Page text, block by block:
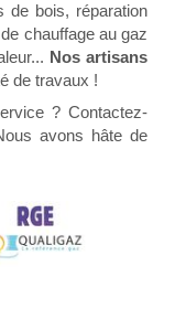
de bois, réparation
chauffage au gaz
Nos artisans
de travaux !
? Contactez-
avons hâte de